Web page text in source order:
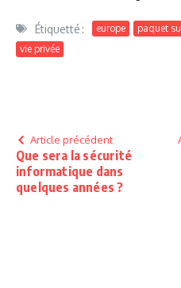
Étiquetté : europe
paquet
vie privée
Article précédent
Que sera la sécurité
informatique dans
quelques années ?